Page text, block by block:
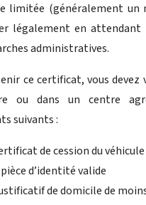
limitée (généralement un
légalement en
administratives.
ce certificat, vous devez
ou dans un centre
suivants :
de cession du véhicule
d’identité valide
de domicile de